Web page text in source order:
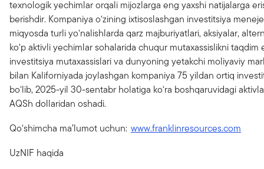
texnologik yechimlar orqali mijozlarga eng yaxshi natijalarga
berishdir. Kompaniya o‘zining ixtisoslashgan investitsiya
miqyosda turli yo‘nalishlarda qarz majburiyatlari, aksiyalar,
ko‘p aktivli yechimlar sohalarida chuqur mutaxassislikni taqdim
investitsiya mutaxassislari va dunyoning yetakchi moliyaviy
bilan Kaliforniyada joylashgan kompaniya 75 yildan ortiq
bo‘lib, 2025-yil 30-sentabr holatiga ko‘ra boshqaruvidagi
AQSh dollaridan oshadi.
Qo‘shimcha ma’lumot uchun: www.franklinresources.com
UzNIF haqida